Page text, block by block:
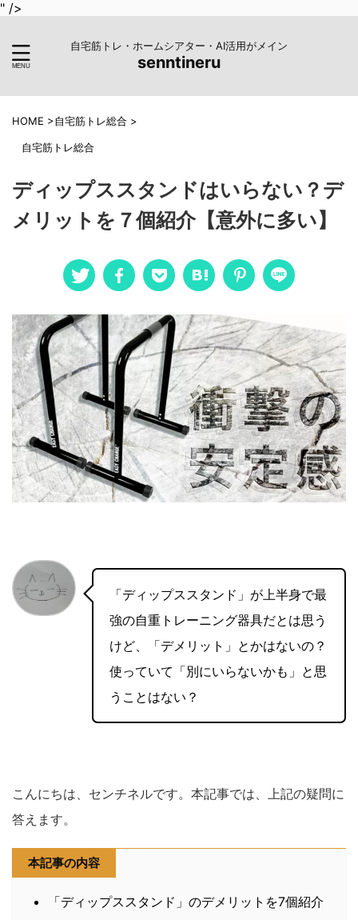
" />
自宅筋トレ・ホームシアター・AI活用がメイン
senntineru
HOME >自宅筋トレ総合 >
自宅筋トレ総合
ディップススタンドはいらない？デ
メリットを７個紹介【意外に多い】
「ディップススタンド」が上半身で最
強の自重トレーニング器具だとは思う
けど、「デメリット」とかはないの？
使っていて「別にいらないかも」と思
うことはない？
こんにちは、センチネルです。本記事では、上記の疑問に
答えます。
本記事の内容
「ディップススタンド」のデメリットを7個紹介